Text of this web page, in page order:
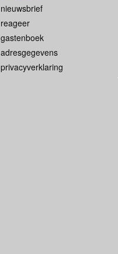
nieuwsbrief
reageer
gastenboek
adresgegevens
privacyverklaring